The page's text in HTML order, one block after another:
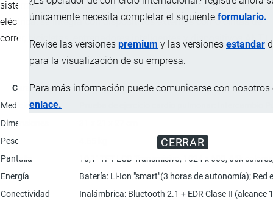
únicamente necesita completar el siguiente formulario.
Revise las versiones premium y las versiones estandar
para la visualización de su empresa.
Para más información puede comunicarse con nosotros
enlace.
CERRAR
sistema puede funcionar tanto con batería como con la red
eléctrica, se integra con dispositivos externos como cintas de
correr, bicicletas, entrenadores inteligentes y dispositivos ANT+.
Característica
Mediciones
Dimensiones
31 x 21 x 27 cm
Peso
Pantalla
10,1" TFT LCD Transmisivo, 1024 x 600, 65k
Energía
Batería: Li-Ion "smart"(3 horas de autonomía); Red
Conectividad
Inalámbrica: Bluetooth 2.1 + EDR Clase II (alcance